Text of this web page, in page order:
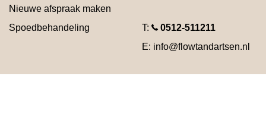
Nieuwe afspraak maken
Spoedbehandeling
T:
0512-511211
E: info@flowtandartsen.nl